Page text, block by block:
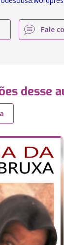
Fale
desse